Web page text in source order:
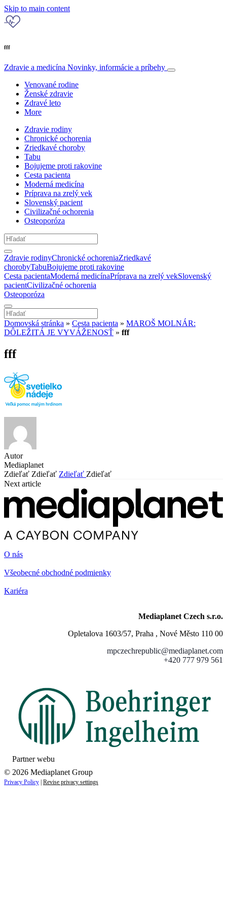
Skip to main content
fff
Zdravie a medicína Novinky, informácie a príbehy
Venované rodine
Ženské zdravie
Zdravé leto
More
Zdravie rodiny
Chronické ochorenia
Zriedkavé choroby
Tabu
Bojujeme proti rakovine
Cesta pacienta
Moderná medicína
Príprava na zrelý vek
Slovenský pacient
Civilizačné ochorenia
Osteoporóza
Zdravie rodinyChronické ochoreniaZriedkavé
chorobyTabuBojujeme proti rakovine
Cesta pacientaModerná medicínaPríprava na zrelý vekSlovenský
pacientCivilizačné ochorenia
Osteoporóza
Domovská stránka » Cesta pacienta » MAROŠ MOLNÁR:
DÔLEŽITÁ JE VYVÁŽENOSŤ » fff
fff
Autor
Mediaplanet
Zdieľať Zdieľať Zdieľať Zdieľať
Next article
O nás
Všeobecné obchodné podmienky
Kariéra
Mediaplanet Czech s.r.o.
Opletalova 1603/57, Praha , Nové Město 110 00
mpczechrepublic@mediaplanet.com
+420 777 979 561
Partner webu
© 2026 Mediaplanet Group
Privacy Policy Revise privacy settings